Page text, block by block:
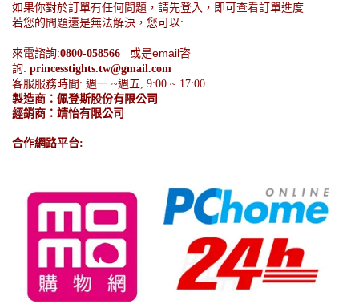
如果你對於訂單有任何問題，請先登入，即可查看訂單進度
若您的問題還是無法解決，您可以:
來電諮詢:0800-058566 或是email咨
詢: princesstights.tw@gmail.com
客服服務時間: 週一 ~週五, 9:00 ~ 17:00
製造商：佩登斯股份有限公司
經銷商：靖怡有限公司
合作網路平台: